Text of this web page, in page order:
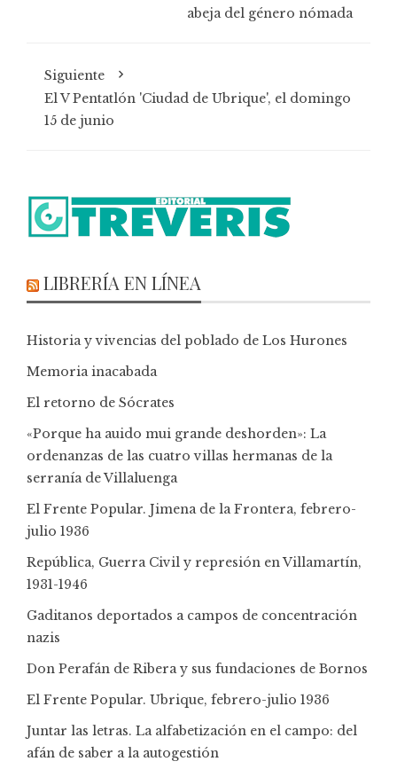
abeja del género nómada
Siguiente
El V Pentatlón 'Ciudad de Ubrique', el domingo
15 de junio
LIBRERÍA EN LÍNEA
Historia y vivencias del poblado de Los Hurones
Memoria inacabada
El retorno de Sócrates
«Porque ha auido mui grande deshorden»: La
ordenanzas de las cuatro villas hermanas de la
serranía de Villaluenga
El Frente Popular. Jimena de la Frontera, febrero-
julio 1936
República, Guerra Civil y represión en Villamartín,
1931-1946
Gaditanos deportados a campos de concentración
nazis
Don Perafán de Ribera y sus fundaciones de Bornos
El Frente Popular. Ubrique, febrero-julio 1936
Juntar las letras. La alfabetización en el campo: del
afán de saber a la autogestión